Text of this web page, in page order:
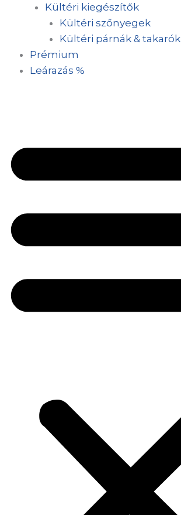
Kültéri kiegészítők
Kültéri szőnyegek
Kültéri párnák & takarók
Prémium
Leárazás %